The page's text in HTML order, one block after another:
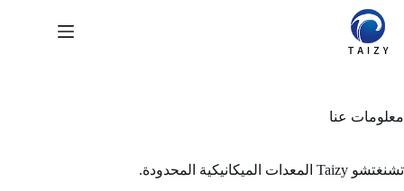
التجاوز
المحتوى
معلومات عنا
تشنغتشو Taizy المعدات الميكانيكية المحدودة.